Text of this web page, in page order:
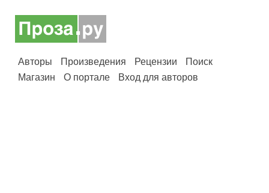
Авторы Произведения Рецензии
Поиск
Магазин
О портале Вход для авторов